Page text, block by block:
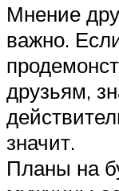
Мнение
важно.
друзьям,
значит.
Планы на